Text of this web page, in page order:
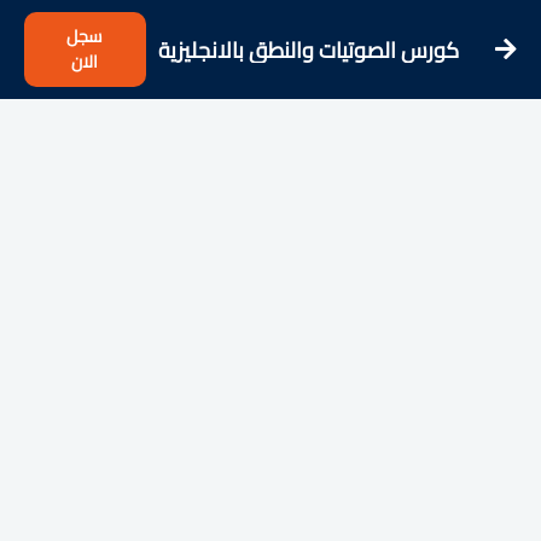
كورس الصوتيات والنطق بالانجليزية
للمبتدئ
سجل
الان